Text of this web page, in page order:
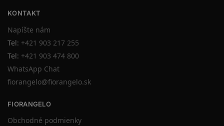
KONTAKT
Napíšte nám
Tel: +421 903 217 255
Tel: +421 903 474 800
WhatsApp Chat
fiorangelo@fiorangelo.sk
FIORANGELO
Obchodné podmienky